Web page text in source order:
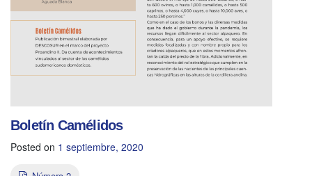
Boletín Camélidos
Posted on 1 septiembre, 2020